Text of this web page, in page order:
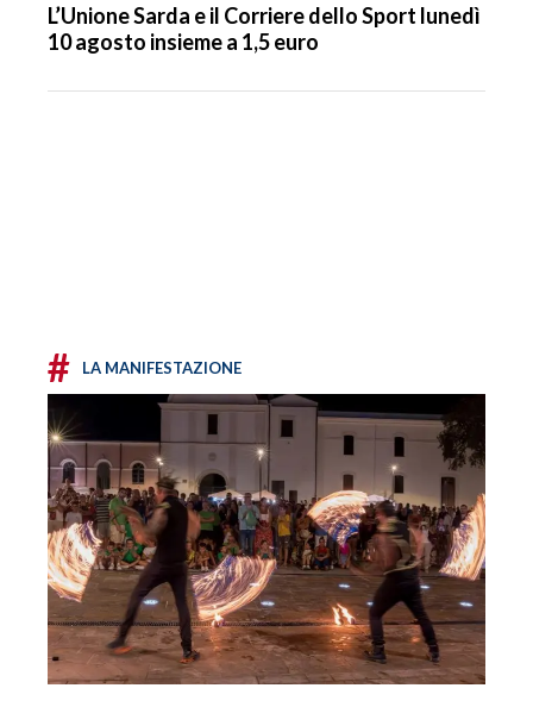
L’Unione Sarda e il Corriere dello Sport lunedì
10 agosto insieme a 1,5 euro
# LA MANIFESTAZIONE